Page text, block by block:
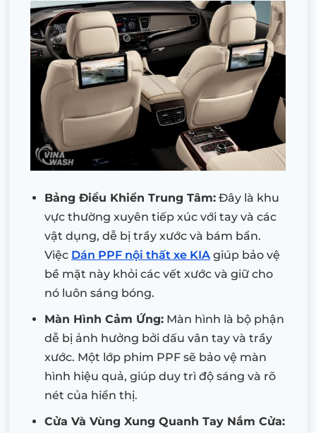
Bảng Điều Khiển Trung Tâm: Đây là khu
vực thường xuyên tiếp xúc với tay và các
vật dụng, dễ bị trầy xước và bám bẩn.
Việc Dán PPF nội thất xe KIA giúp bảo vệ
bề mặt này khỏi các vết xước và giữ cho
nó luôn sáng bóng.
Màn Hình Cảm Ứng: Màn hình là bộ phận
dễ bị ảnh hưởng bởi dấu vân tay và trầy
xước. Một lớp phim PPF sẽ bảo vệ màn
hình hiệu quả, giúp duy trì độ sáng và rõ
nét của hiển thị.
Cửa Và Vùng Xung Quanh Tay Nắm Cửa: